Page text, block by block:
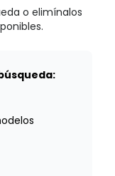
o elimínalos